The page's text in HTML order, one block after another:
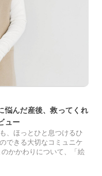
悩んだ産後、救ってくれ
ュー
、ほっとひと息つけるひ
できる大切なコミュニケ
かかわりについて、「絵